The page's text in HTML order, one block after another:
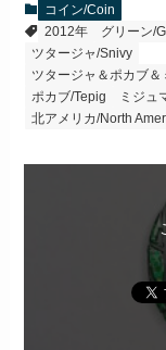
コイン/Coin
2012年
グリーン/
ツタージャ/Snivy
ツタージャ＆ポカブ
ポカブ/Tepig
ミジュ
北アメリカ/North